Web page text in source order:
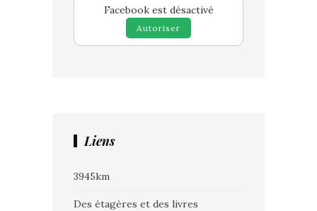
Facebook est désactivé
Autoriser
Liens
3945km
Des étagères et des livres